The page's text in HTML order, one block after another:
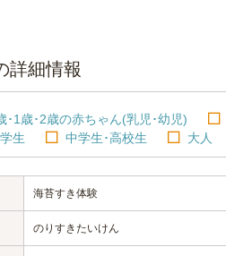
詳細情報
･1歳･2歳の赤ちゃん(乳児･幼児)
生
中学生･高校生 大人
海苔すき体験
のりすきたいけん